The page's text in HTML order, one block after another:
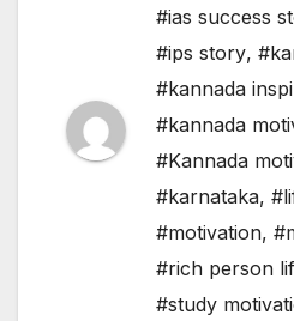
#ias success
#ips story,
#kannada
#kannada
#Kannada
#karnataka,
#motivation,
#rich person
#study